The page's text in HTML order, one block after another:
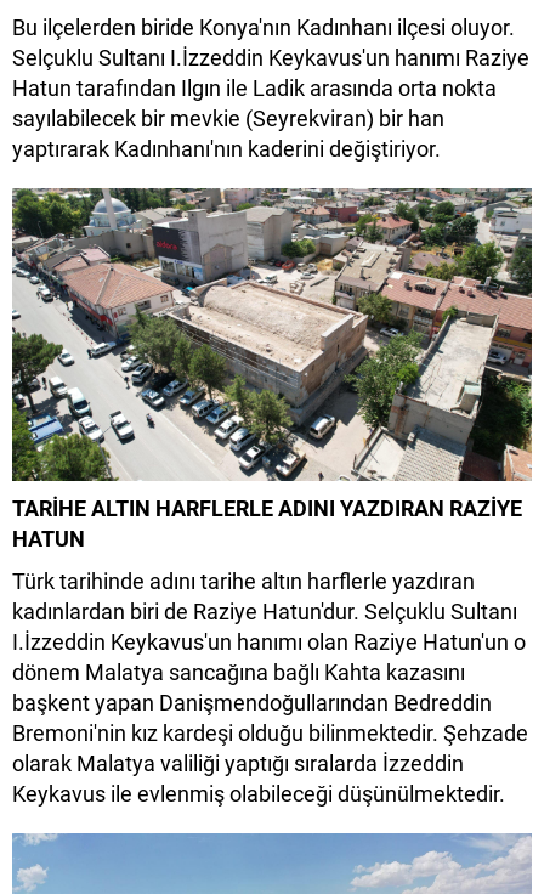
Bu ilçelerden biride Konya'nın Kadınhanı ilçesi oluyor.
Selçuklu Sultanı I.İzzeddin Keykavus'un hanımı Raziye
Hatun tarafından Ilgın ile Ladik arasında orta nokta
sayılabilecek bir mevkie (Seyrekviran) bir han
yaptırarak Kadınhanı'nın kaderini değiştiriyor.
TARİHE ALTIN HARFLERLE ADINI YAZDIRAN RAZİYE
HATUN
Türk tarihinde adını tarihe altın harflerle yazdıran
kadınlardan biri de Raziye Hatun'dur. Selçuklu Sultanı
I.İzzeddin Keykavus'un hanımı olan Raziye Hatun'un o
dönem Malatya sancağına bağlı Kahta kazasını
başkent yapan Danişmendoğullarından Bedreddin
Bremoni'nin kız kardeşi olduğu bilinmektedir. Şehzade
olarak Malatya valiliği yaptığı sıralarda İzzeddin
Keykavus ile evlenmiş olabileceği düşünülmektedir.